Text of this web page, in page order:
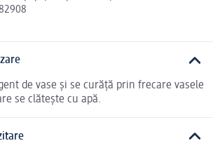
de vase și se curăță prin frecare vasele
se clătește cu apă.